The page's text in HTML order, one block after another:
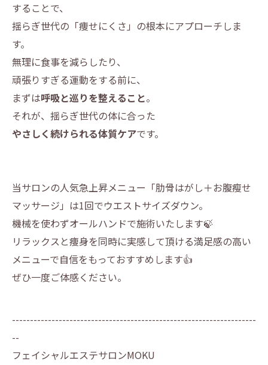
することで、
揺らぎ世代の「痩せにくさ」の根本にアプローチしま
す。
無理に食事を減らしたり、
頑張りすぎる運動をする前に、
まずは呼吸と巡りを整えること。
それが、揺らぎ世代の体に合った
やさしく続けられる体質ケアです。
当サロンの人気急上昇メニュー「肋骨はがし＋お腹瘦せ
マッサージ」は1回でウエストサイズダウン。
機械を使わずオールハンドで施術いたします🍃
リラックスと痩身を同時に実感して頂ける満足感の高い
メニューで自信をもっておすすめします👍
ぜひ一度ご体感ください。
--------------------------------------------------------------------
--
フェイシャルエステサロンMOKU